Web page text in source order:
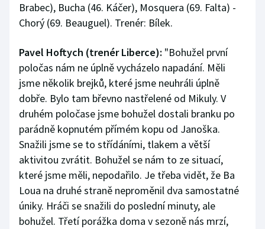
Brabec), Bucha (46. Káčer), Mosquera (69. Falta) -
Chorý (69. Beauguel). Trenér: Bílek.
Pavel Hoftych (trenér Liberce): "Bohužel první
poločas nám ne úplně vycházelo napadání. Měli
jsme několik brejků, které jsme neuhráli úplně
dobře. Bylo tam břevno nastřelené od Mikuly. V
druhém poločase jsme bohužel dostali branku po
parádně kopnutém přímém kopu od Janoška.
Snažili jsme se to střídáními, tlakem a větší
aktivitou zvrátit. Bohužel se nám to ze situací,
které jsme měli, nepodařilo. Je třeba vidět, že Ba
Loua na druhé straně neproměnil dva samostatné
úniky. Hráči se snažili do poslední minuty, ale
bohužel. Třetí porážka doma v sezoně nás mrzí,